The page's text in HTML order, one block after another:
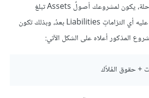
، عند هذه المرحلة، يكون لمشروعك أصولٌ Assets تبلغ
10,000 دولار، وليس عليه أي التزاماتٍ Liabilities بعدُ، وبذلك تكون
المذكور أعلاه على الشكل الآتي:
+ حقوق المُلاّك